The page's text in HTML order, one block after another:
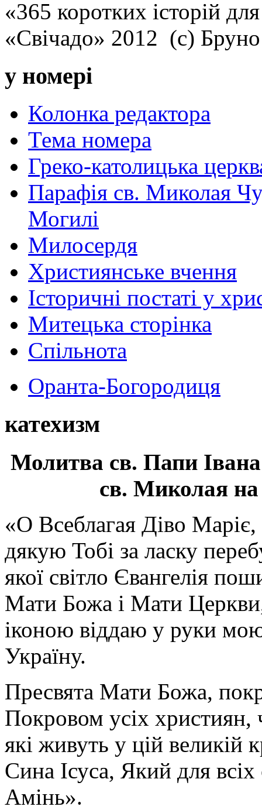
«365 коротких історій
«Свічадо» 2012 (с)
у номері
Колонка редактора
Тема номера
Греко-католицька
Парафія св. Миколая
Могилі
Милосердя
Християнське вчення
Історичні постаті у
Митецька сторінка
Спільнота
Оранта-Богородиця
катехизм
Молитва св. Папи
св. Миколая на
«О Всеблагая Діво
дякую Тобі за ласку
якої світло Євангелія
Мати Божа і Мати
іконою віддаю у руки
Україну.
Пресвята Мати Божа,
Покровом усіх християн,
які живуть у цій великій
Сина Ісуса, Який для
Амінь».